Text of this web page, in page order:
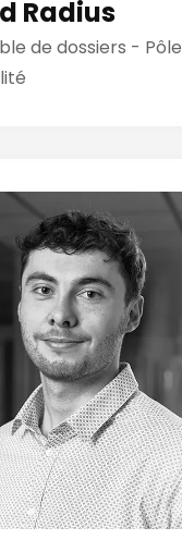
Radius
de dossiers - Pôle